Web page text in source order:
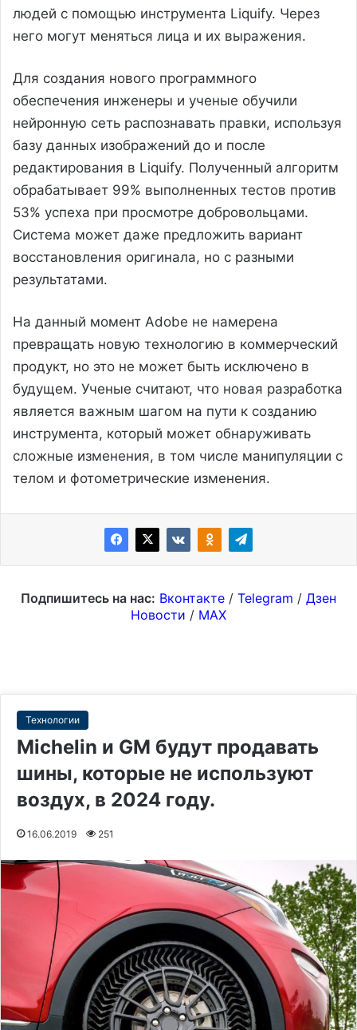
людей с помощью инструмента Liquify. Через
него могут меняться лица и их выражения.
Для создания нового программного
обеспечения инженеры и ученые обучили
нейронную сеть распознавать правки, используя
базу данных изображений до и после
редактирования в Liquify. Полученный алгоритм
обрабатывает 99% выполненных тестов против
53% успеха при просмотре добровольцами.
Система может даже предложить вариант
восстановления оригинала, но с разными
результатами.
На данный момент Adobe не намерена
превращать новую технологию в коммерческий
продукт, но это не может быть исключено в
будущем. Ученые считают, что новая разработка
является важным шагом на пути к созданию
инструмента, который может обнаруживать
сложные изменения, в том числе манипуляции с
телом и фотометрические изменения.
Подпишитесь на нас: Вконтакте / Telegram / Дзен
Новости / MAX